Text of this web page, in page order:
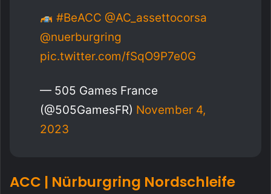
#BeACC @AC_assettocorsa
@nuerburgring
pic.twitter.com/fSqO9P7e0G
— 505 Games France
(@505GamesFR) November 4,
2023
ACC | Nürburgring Nordschleife